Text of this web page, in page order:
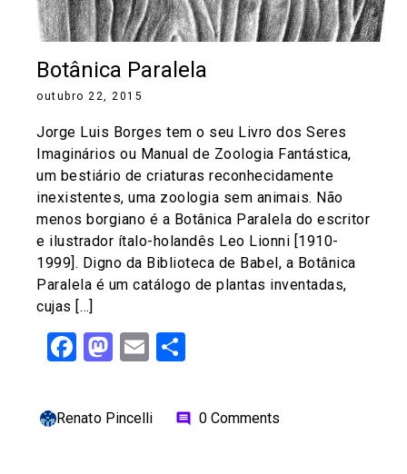
Botânica Paralela
outubro 22, 2015
Jorge Luis Borges tem o seu Livro dos Seres
Imaginários ou Manual de Zoologia Fantástica,
um bestiário de criaturas reconhecidamente
inexistentes, uma zoologia sem animais. Não
menos borgiano é a Botânica Paralela do escritor
e ilustrador ítalo-holandês Leo Lionni [1910-
1999]. Digno da Biblioteca de Babel, a Botânica
Paralela é um catálogo de plantas inventadas,
cujas […]
Facebook
Mastodon
Email
Renato Pincelli comment 0 Comments